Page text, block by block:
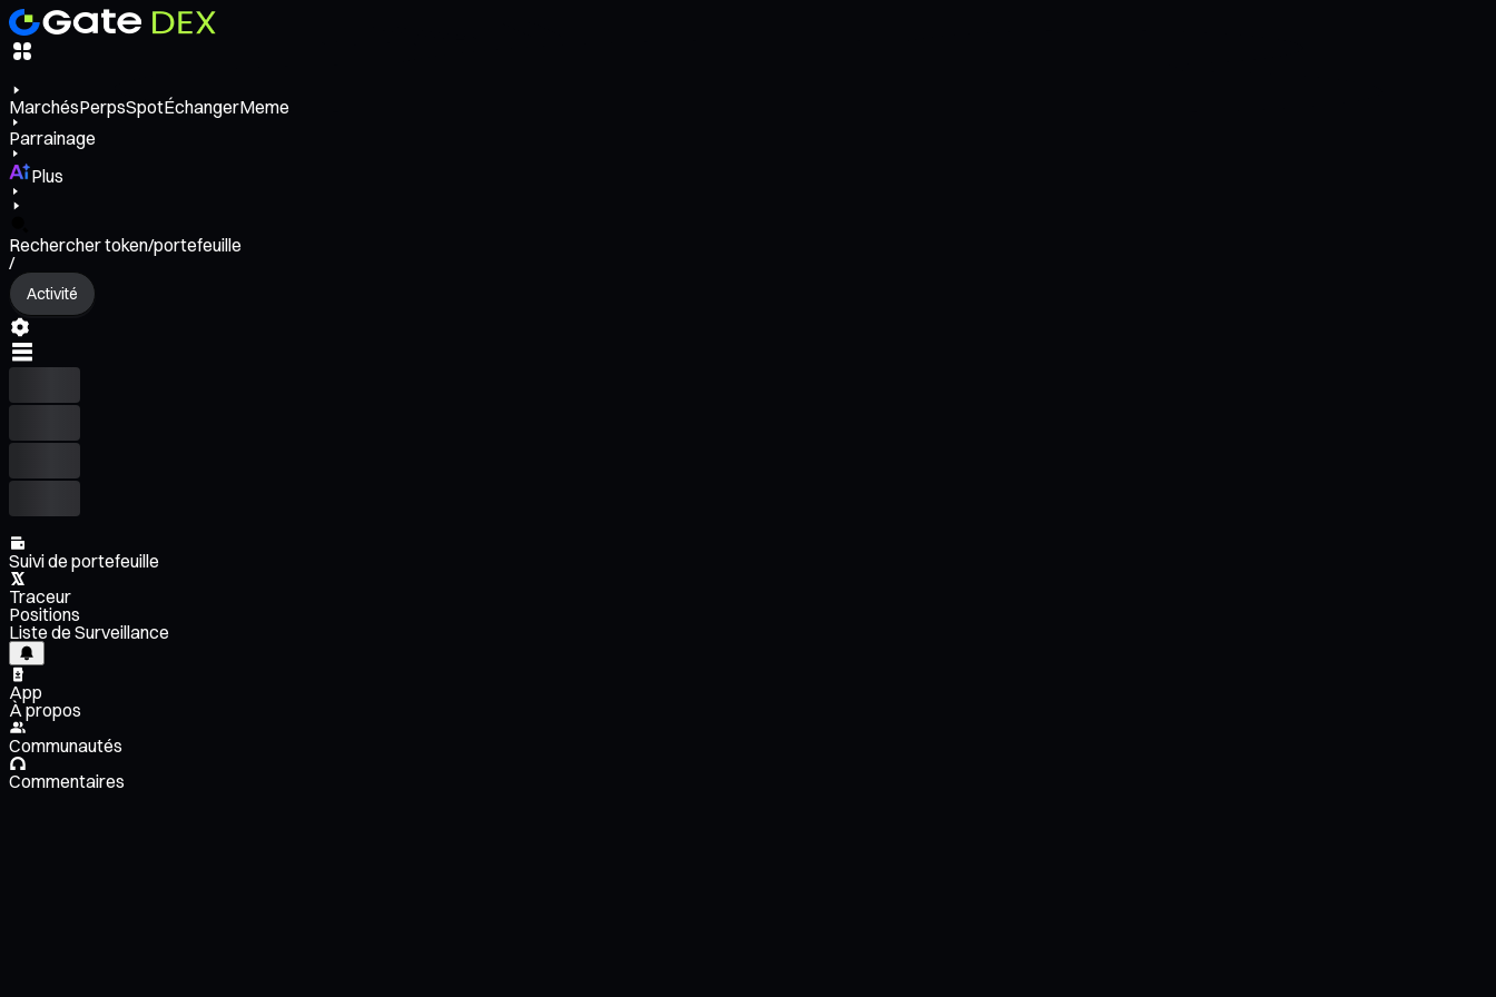
MarchésPerpsSpotÉchangerMeme
Parrainage
Plus
Rechercher token/portefeuille
/
Activité
Suivi de portefeuille
Traceur
Positions
Liste de Surveillance
App
À propos
Communautés
Commentaires